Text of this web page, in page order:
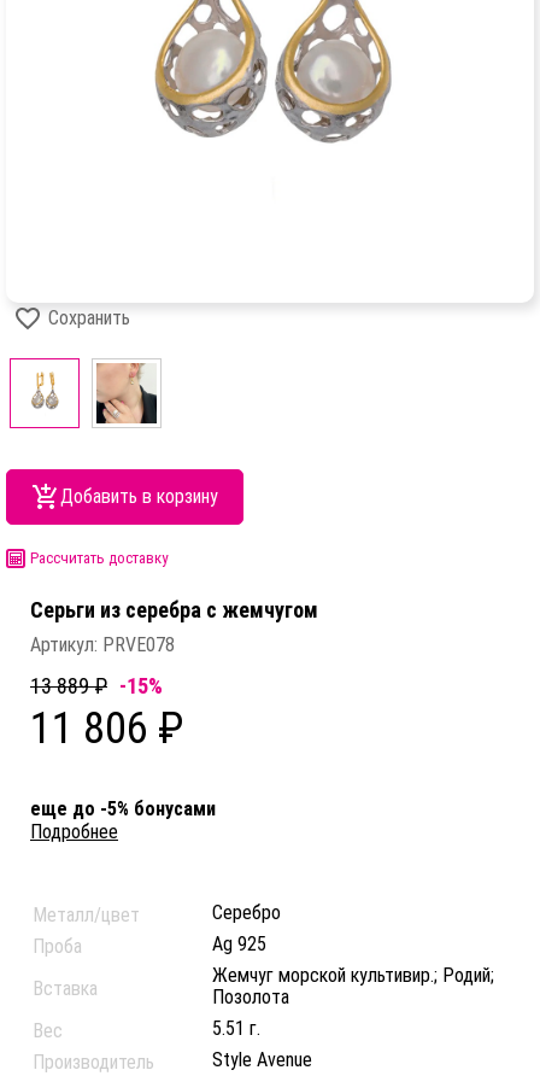
Сохранить
Добавить в корзину
Рассчитать доставку
Серьги из серебра c жемчугом
Артикул: PRVE078
13 889 ₽ -15%
11 806 ₽
еще до -5% бонусами
Подробнее
Металл/цвет
Серебро
Проба
Ag 925
Вставка
Жемчуг морской культивир.; Родий;
Позолота
Вес
5.51 г.
Производитель
Style Avenue